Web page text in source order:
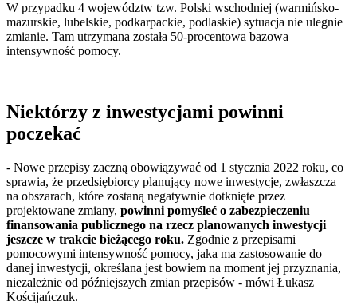
W przypadku 4 województw tzw. Polski wschodniej (warmińsko-
mazurskie, lubelskie, podkarpackie, podlaskie) sytuacja nie ulegnie
zmianie. Tam utrzymana została 50-procentowa bazowa
intensywność pomocy.
Niektórzy z inwestycjami powinni
poczekać
- Nowe przepisy zaczną obowiązywać od 1 stycznia 2022 roku, co
sprawia, że przedsiębiorcy planujący nowe inwestycje, zwłaszcza
na obszarach, które zostaną negatywnie dotknięte przez
projektowane zmiany, powinni pomyśleć o zabezpieczeniu
finansowania publicznego na rzecz planowanych inwestycji
jeszcze w trakcie bieżącego roku. Zgodnie z przepisami
pomocowymi intensywność pomocy, jaka ma zastosowanie do
danej inwestycji, określana jest bowiem na moment jej przyznania,
niezależnie od późniejszych zmian przepisów - mówi Łukasz
Kościjańczuk.